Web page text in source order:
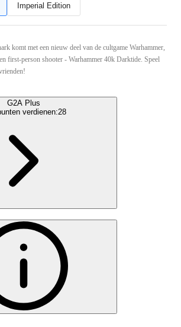
Imperial Edition
komt met een nieuw deel van de cultgame Warhammer,
first-person shooter - Warhammer 40k Darktide. Speel
G2A Plus
verdienen:28